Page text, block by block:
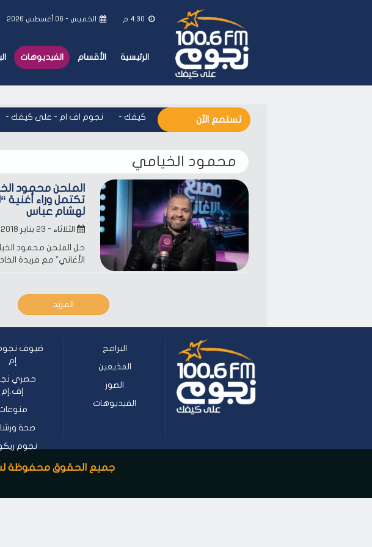
4:30 م الخميس - ٠٦ أغسطس ٢٠٢٦
الرئيسية الأقسام الفيديوهات
تستمع الآن -نجوم اف ام - على كيفك -نجوم اف ام - على كيفك
محمود الخيامي
الملحن محمود
تكتمل وراء
لهشام عباس
الثلاثاء - ٢٣ يناير ٢٠١٨
حل الملحن محمود
الأغاني” مع فريدة
المزيد
البرامج
المذيعين
الصور
الفيديوهات
ضيوف
إم
حصري
إف.إم
صحة
نجوم
جميع الحقوق محفوظة